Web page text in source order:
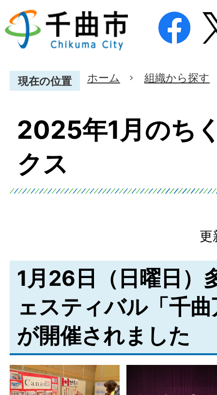
現在の位置 ホーム 組織から探す
2025年1月のち
クス
更
1月26日（日曜日）
ェスティバル「千
が開催されました